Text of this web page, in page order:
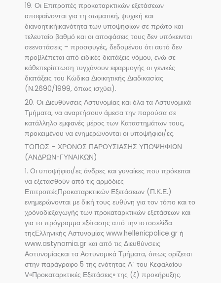
19. Οι Επιτροπές προκαταρκτικών εξετάσεων
αποφαίνονται για τη σωματική, ψυχική και
διανοητικήικανότητα των υποψηφίων σε πρώτο και
τελευταίο βαθμό και οι αποφάσεις τους δεν υπόκεινται
σεενστάσεις – προσφυγές, δεδομένου ότι αυτό δεν
προβλέπεται από ειδικές διατάξεις νόμου, ενώ σε
κάθεπερίπτωση τυγχάνουν εφαρμογής οι γενικές
διατάξεις του Κώδικα Διοικητικής Διαδικασίας
(Ν.2690/1999, όπως ισχύει).
20. Οι Διευθύνσεις Αστυνομίας και όλα τα Αστυνομικά
Τμήματα, να αναρτήσουν άμεσα την παρούσα σε
κατάλληλο εμφανές μέρος των Καταστημάτων τους,
προκειμένου να ενημερώνονται οι υποψήφιοι/ες.
ΤΟΠΟΣ – ΧΡΟΝΟΣ ΠΑΡΟΥΣΙΑΣΗΣ ΥΠΟΨΗΦΙΩΝ
(ΑΝΔΡΩΝ-ΓΥΝΑΙΚΩΝ)
1. Οι υποψήφιοι/ες άνδρες και γυναίκες που πρόκειται
να εξετασθούν από τις αρμόδιες
ΕπιτροπέςΠροκαταρκτικών Εξετάσεων (Π.Κ.Ε.)
ενημερώνονται με δική τους ευθύνη για τον τόπο και το
χρόνοδιεξαγωγής των προκαταρκτικών εξετάσεων και
για το πρόγραμμα εξέτασης από την ιστοσελίδα
τηςΕλληνικής Αστυνομίας www.hellenicpolice.gr ή
www.astynomia.gr και από τις Διευθύνσεις
Αστυνομίαςκαι τα Αστυνομικά Τμήματα, όπως ορίζεται
στην παράγραφο 5 της ενότητας Α΄ του Κεφαλαίου
V«Προκαταρκτικές Εξετάσεις» της (ζ) προκήρυξης.